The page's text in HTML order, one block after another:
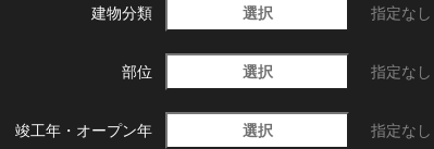
建物分類 選択 指定なし
部位 選択 指定なし
竣工年・ オープン年 選択 指定なし